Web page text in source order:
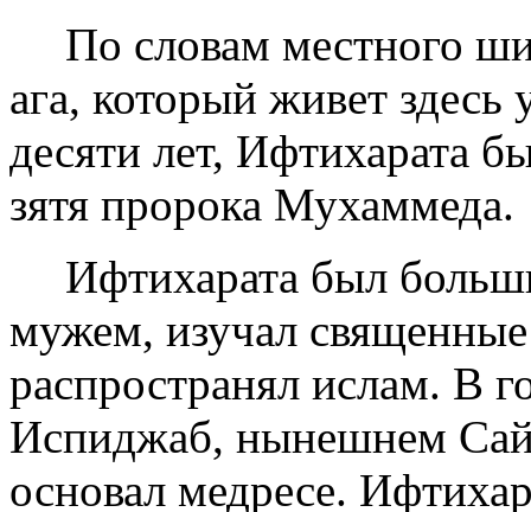
По словам местного
ага, который живет здесь
десяти лет, Ифтихар­ата
зятя пророка Мухаммеда.
Ифтихар­ата был
мужем, изучал
распространял ислам. В
Испиджаб, нынешнем
основал медресе.